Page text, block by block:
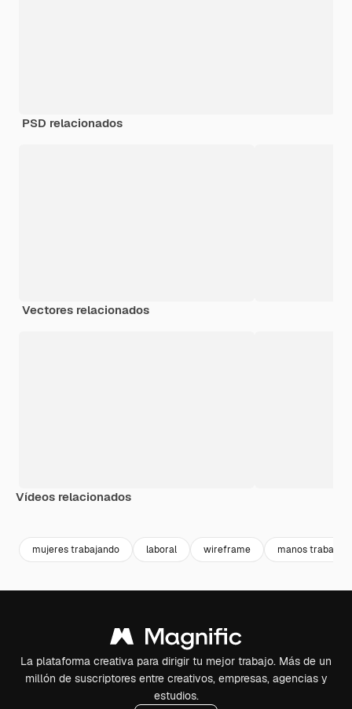
PSD relacionados
Vectores relacionados
Vídeos relacionados
mujeres trabajando laboral wireframe manos
La plataforma creativa para dirigir tu mejor trabajo. Más de un
millón de suscriptores entre creativos, empresas, agencias y
estudios.